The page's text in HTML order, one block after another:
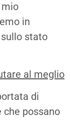
mio
in
stato
al meglio
di
possano